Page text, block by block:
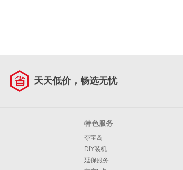
天天低价，畅选无忧
特色服务
夺宝岛
DIY装机
延保服务